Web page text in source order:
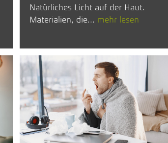
Natürliches Licht auf der Haut.
Materialien, die... mehr lesen